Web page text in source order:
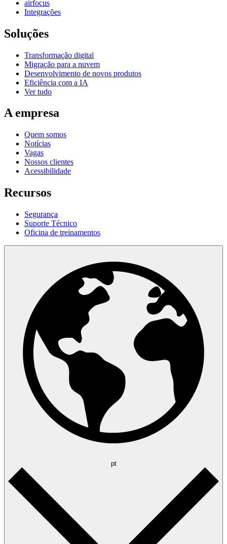
airfocus
Integrações
Soluções
Transformação digital
Migração para a nuvem
Desenvolvimento de novos produtos
Eficiência com a IA
Ver tudo
A empresa
Quem somos
Notícias
Vagas
Nossos clientes
Acessibilidade
Recursos
Segurança
Suporte Técnico
Oficina de treinamentos
pt